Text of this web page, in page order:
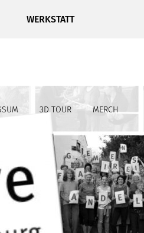
WERKSTATT
3D TOUR MERCH